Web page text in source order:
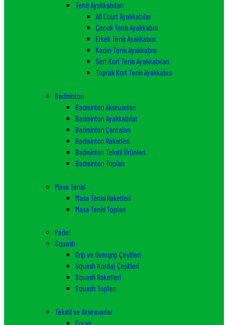
Tenis Ayakkabıları
All Court Ayakkabılar
Çocuk Tenis Ayakkabısı
Erkek Tenis Ayakkabısı
Kadın Tenis Ayakkabısı
Sert Kort Tenis Ayakkabıları
Toprak Kort Tenis Ayakkabısı
Badminton
Badminton Akseuarları
Badminton Ayakkabılar
Badminton Çantaları
Badminton Raketleri
Badminton Tekstil Ürünleri
Badminton Topları
Masa Tenisi
Masa Tenisi Raketleri
Masa Tenisi Topları
Padel
Squash
Grip ve Overgrip Çeşitleri
Squash Kordaj Çeşitleri
Squash Raketleri
Squash Topları
Tekstil ve Aksesuarlar
Çorap